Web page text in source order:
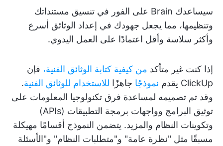
سيساعدك Brain على الفور في تنسيق مستنداتك
وتنظيمها، مما يجعل جهودك في إعداد الوثائق أسرع
وأكثر سلاسة وأقل اعتمادًا على العمل اليدوي.
إذا كنت غير متأكد من كيفية كتابة الوثائق الفنية، فإن
ClickUp يقدم
نموذجًا جاهزًا للاستخدام للوثائق الفنية.
وقد تم تصميمه لمساعدة فرق تكنولوجيا المعلومات على
توثيق البرامج وواجهات برمجة التطبيقات (APIs)
وتكوينات النظام والمزيد. يتضمن النموذج أقسامًا مهيكلة
مسبقًا مثل "نظرة عامة" و"متطلبات النظام" و"الأسئلة